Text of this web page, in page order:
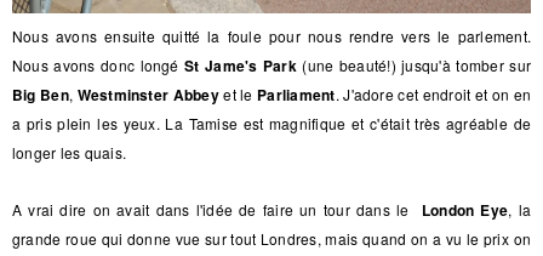
Nous avons ensuite quitté la foule pour nous rendre vers le parlement.
Nous avons donc longéSt Jame's Park(une beauté!) jusqu'à tomber sur
Big Ben, Westminster Abbeyet le Parliament. J'adore cet endroit et on en
a pris plein les yeux. La Tamise est magnifique et c'était très agréable de
longer les quais.
A vrai dire on avait dans l'idée de faire un tour dans le London Eye, la
grande roue qui donne vue sur tout Londres, mais quand on a vu le prix on